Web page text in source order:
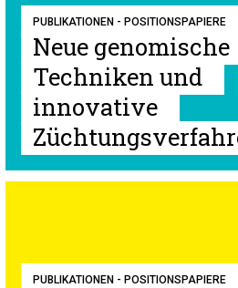
PUBLIKATIONEN - POSITIONSPAPIERE
Neue genomische
Techniken und
innovative
PUBLIKATIONEN - POSITIONSPAPIERE